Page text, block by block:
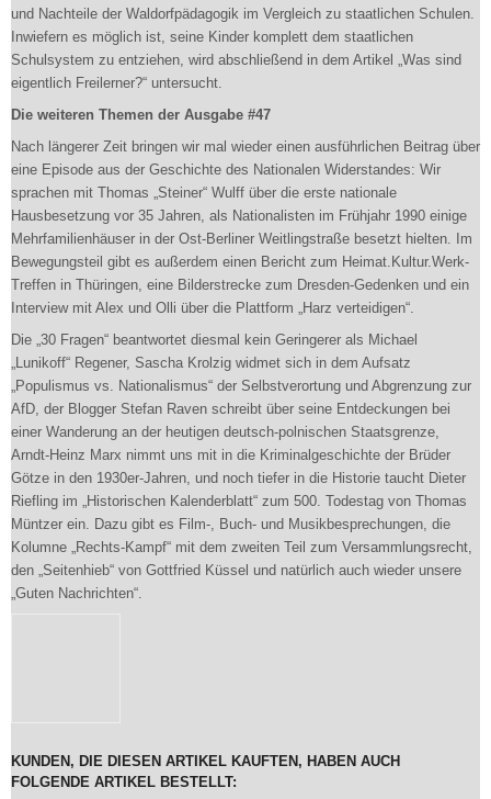
und Nachteile der Waldorfpädagogik im Vergleich zu staatlichen Schulen.
Inwiefern es möglich ist, seine Kinder komplett dem staatlichen
Schulsystem zu entziehen, wird abschließend in dem Artikel „Was sind
eigentlich Freilerner?“ untersucht.
Die weiteren Themen der Ausgabe #47
Nach längerer Zeit bringen wir mal wieder einen ausführlichen Beitrag über
eine Episode aus der Geschichte des Nationalen Widerstandes: Wir
sprachen mit Thomas „Steiner“ Wulff über die erste nationale
Hausbesetzung vor 35 Jahren, als Nationalisten im Frühjahr 1990 einige
Mehrfamilienhäuser in der Ost-Berliner Weitlingstraße besetzt hielten. Im
Bewegungsteil gibt es außerdem einen Bericht zum Heimat.Kultur.Werk-
Treffen in Thüringen, eine Bilderstrecke zum Dresden-Gedenken und ein
Interview mit Alex und Olli über die Plattform „Harz verteidigen“.
Die „30 Fragen“ beantwortet diesmal kein Geringerer als Michael
„Lunikoff“ Regener, Sascha Krolzig widmet sich in dem Aufsatz
„Populismus vs. Nationalismus“ der Selbstverortung und Abgrenzung zur
AfD, der Blogger Stefan Raven schreibt über seine Entdeckungen bei
einer Wanderung an der heutigen deutsch-polnischen Staatsgrenze,
Arndt-Heinz Marx nimmt uns mit in die Kriminalgeschichte der Brüder
Götze in den 1930er-Jahren, und noch tiefer in die Historie taucht Dieter
Riefling im „Historischen Kalenderblatt“ zum 500. Todestag von Thomas
Müntzer ein. Dazu gibt es Film-, Buch- und Musikbesprechungen, die
Kolumne „Rechts-Kampf“ mit dem zweiten Teil zum Versammlungsrecht,
den „Seitenhieb“ von Gottfried Küssel und natürlich auch wieder unsere
„Guten Nachrichten“.
KUNDEN, DIE DIESEN ARTIKEL KAUFTEN, HABEN AUCH
FOLGENDE ARTIKEL BESTELLT: